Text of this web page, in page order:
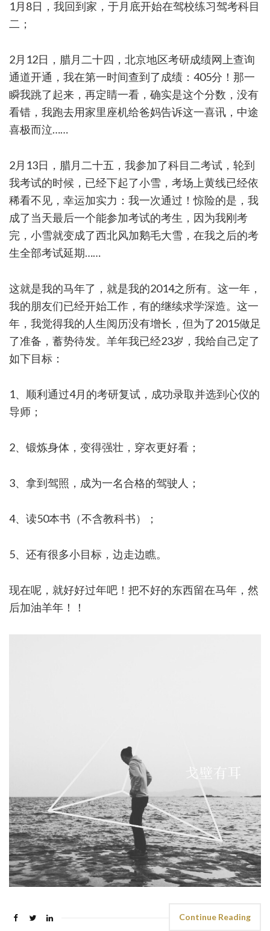
1月8日，我回到家，于月底开始在驾校练习驾考科目
二；
2月12日，腊月二十四，北京地区考研成绩网上查询
通道开通，我在第一时间查到了成绩：405分！那一
瞬我跳了起来，再定睛一看，确实是这个分数，没有
看错，我跑去用家里座机给爸妈告诉这一喜讯，中途
喜极而泣……
2月13日，腊月二十五，我参加了科目二考试，轮到
我考试的时候，已经下起了小雪，考场上黄线已经依
稀看不见，幸运加实力：我一次通过！惊险的是，我
成了当天最后一个能参加考试的考生，因为我刚考
完，小雪就变成了西北风加鹅毛大雪，在我之后的考
生全部考试延期……
这就是我的马年了，就是我的2014之所有。这一年，
我的朋友们已经开始工作，有的继续求学深造。这一
年，我觉得我的人生阅历没有增长，但为了2015做足
了准备，蓄势待发。羊年我已经23岁，我给自己定了
如下目标：
1、顺利通过4月的考研复试，成功录取并选到心仪的
导师；
2、锻炼身体，变得强壮，穿衣更好看；
3、拿到驾照，成为一名合格的驾驶人；
4、读50本书（不含教科书）；
5、还有很多小目标，边走边瞧。
现在呢，就好好过年吧！把不好的东西留在马年，然
后加油羊年！！
Continue Reading